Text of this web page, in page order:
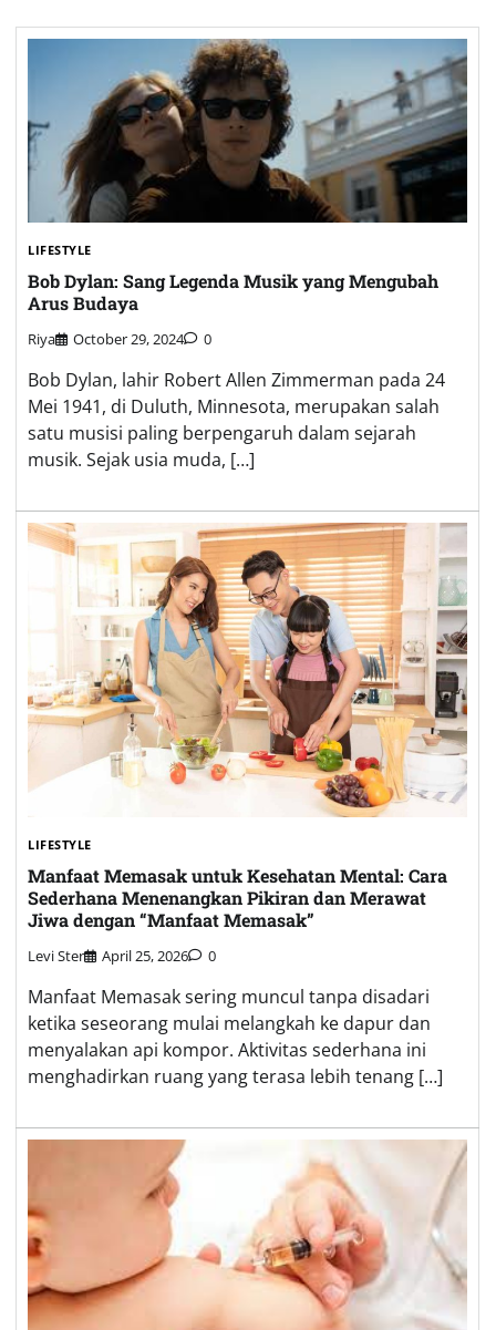
LIFESTYLE
Bob Dylan: Sang Legenda Musik yang Mengubah
Arus Budaya
Riya October 29, 2024 0
Bob Dylan, lahir Robert Allen Zimmerman pada 24
Mei 1941, di Duluth, Minnesota, merupakan salah
satu musisi paling berpengaruh dalam sejarah
musik. Sejak usia muda, […]
LIFESTYLE
Manfaat Memasak untuk Kesehatan Mental: Cara
Sederhana Menenangkan Pikiran dan Merawat
Jiwa dengan “Manfaat Memasak”
Levi Ster April 25, 2026 0
Manfaat Memasak sering muncul tanpa disadari
ketika seseorang mulai melangkah ke dapur dan
menyalakan api kompor. Aktivitas sederhana ini
menghadirkan ruang yang terasa lebih tenang […]